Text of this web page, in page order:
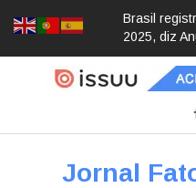
Brasil registra
2025, diz
Jornal